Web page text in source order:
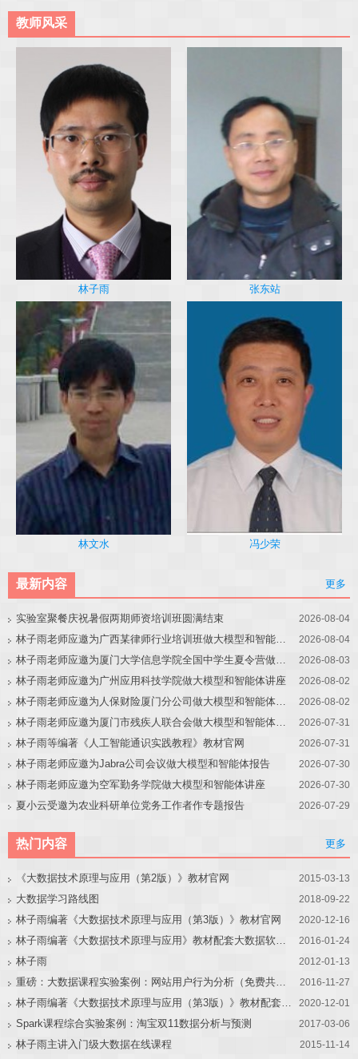
教师风采
林子雨 张东站
林文水 冯少荣
最新内容 更多
实验室聚餐庆祝暑假两期师资培训班圆满结束 2026-08-04
2026-08-04
2026-08-03
林子雨老师应邀为广州应用科技学院做大模型和智能体讲座 2026-08-02
2026-08-02
2026-07-31
林子雨等编著《人工智能通识实践教程》教材官网 2026-07-31
林子雨老师应邀为Jabra公司会议做大模型和智能体报告 2026-07-30
林子雨老师应邀为空军勤务学院做大模型和智能体讲座 2026-07-30
夏小云受邀为农业科研单位党务工作者作专题报告 2026-07-29
热门内容 更多
《大数据技术原理与应用（第2版）》教材官网 2015-03-13
大数据学习路线图 2018-09-22
林子雨编著《大数据技术原理与应用（第3版）》教材官网 2020-12-16
2016-01-24
林子雨 2012-01-13
2016-11-27
2020-12-01
Spark课程综合实验案例：淘宝双11数据分析与预测 2017-03-06
林子雨主讲入门级大数据在线课程 2015-11-14